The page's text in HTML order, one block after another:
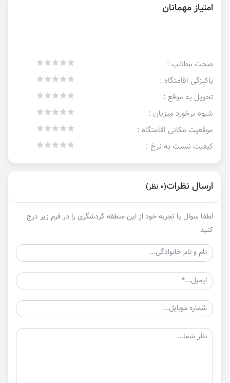
امتیاز مهمانان
صحت مطالب :
پاکیزگی اقامتگاه :
تحویل به موقع :
شیوه برخورد میزبان :
موقعیت مکانی اقامتگاه :
کیفیت نسبت به نرخ :
ارسال نظرات(0 نظر)
لطفا سوال یا تجربه خود از این منطقه گردشگری را در فرم زیر درج
کنید